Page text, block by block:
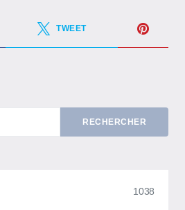
TWEET
RECHERCHER
1038